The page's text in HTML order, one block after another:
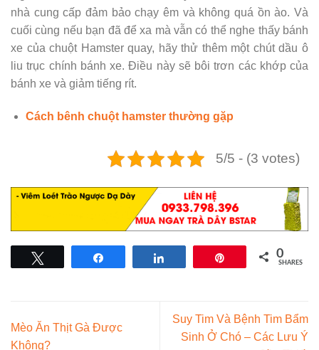
nhà cung cấp đảm bảo chạy êm và không quá ồn ào. Và
cuối cùng nếu bạn đã để xa mà vẫn có thể nghe thấy bánh
xe của chuột Hamster quay, hãy thử thêm một chút dầu ô
liu trục chính bánh xe. Điều này sẽ bôi trơn các khớp của
bánh xe và giảm tiếng rít.
Cách bênh chuột hamster thường gặp
5/5 - (3 votes)
0
SHARES
Mèo Ăn Thịt Gà Được
Không?
Suy Tim Và Bệnh Tim Bẩm
Sinh Ở Chó – Các Lưu Ý